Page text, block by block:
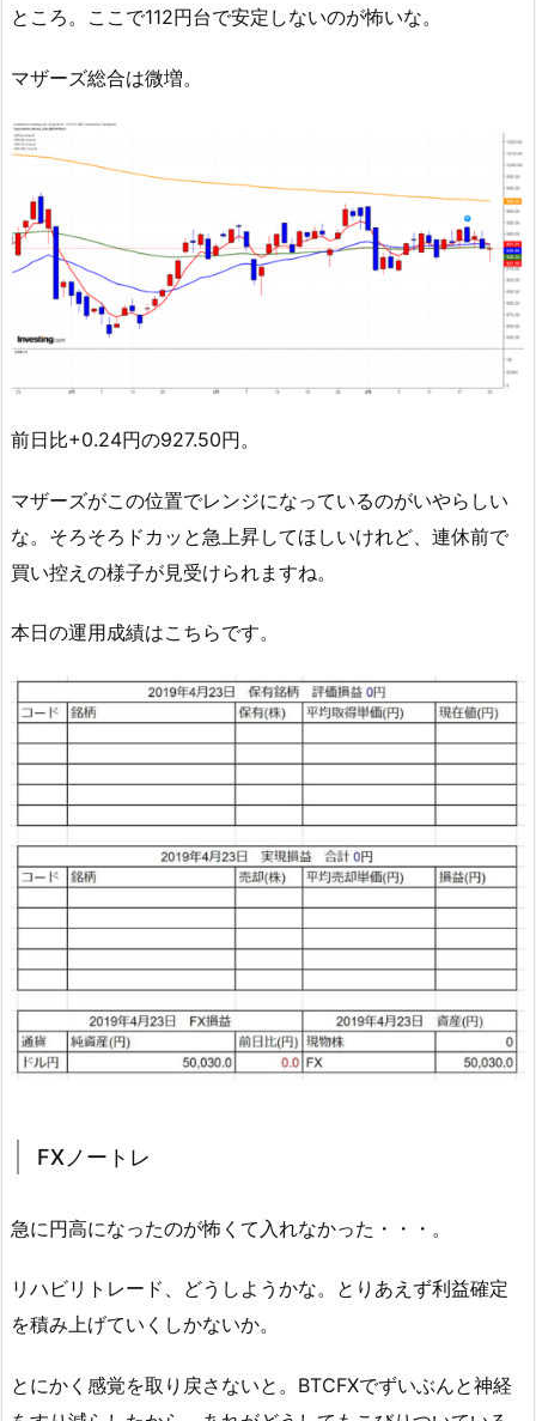
ところ。ここで112円台で安定しないのが怖いな。
マザーズ総合は微増。
前日比+0.24円の927.50円。
マザーズがこの位置でレンジになっているのがいやらしい
な。そろそろドカッと急上昇してほしいけれど、連休前で
買い控えの様子が見受けられますね。
本日の運用成績はこちらです。
FXノートレ
急に円高になったのが怖くて入れなかった・・・。
リハビリトレード、どうしようかな。とりあえず利益確定
を積み上げていくしかないか。
とにかく感覚を取り戻さないと。BTCFXでずいぶんと神経